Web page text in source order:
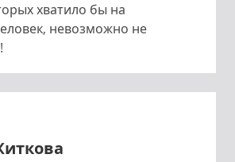
хватило бы на
невозможно не